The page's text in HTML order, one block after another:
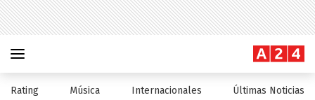
Rating Música Internacionales Últimas Noticias